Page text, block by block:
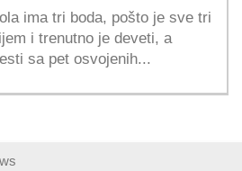
ima tri boda, pošto je sve tri
i trenutno je deveti, a
sa pet osvojenih...